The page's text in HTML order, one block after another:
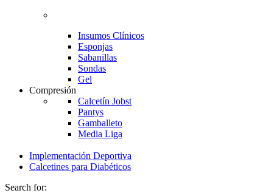
Insumos Clínicos
Esponjas
Sabanillas
Sondas
Gel
Compresión
Calcetín Jobst
Pantys
Gamballeto
Media Liga
Implementación Deportiva
Calcetines para Diabéticos
Search for: